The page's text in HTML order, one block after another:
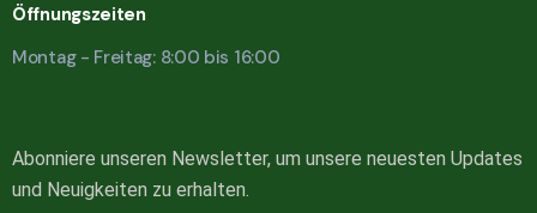
Öffnungszeiten
Montag - Freitag: 8:00 bis 16:00
Abonniere unseren Newsletter, um unsere neuesten Updates
und Neuigkeiten zu erhalten.